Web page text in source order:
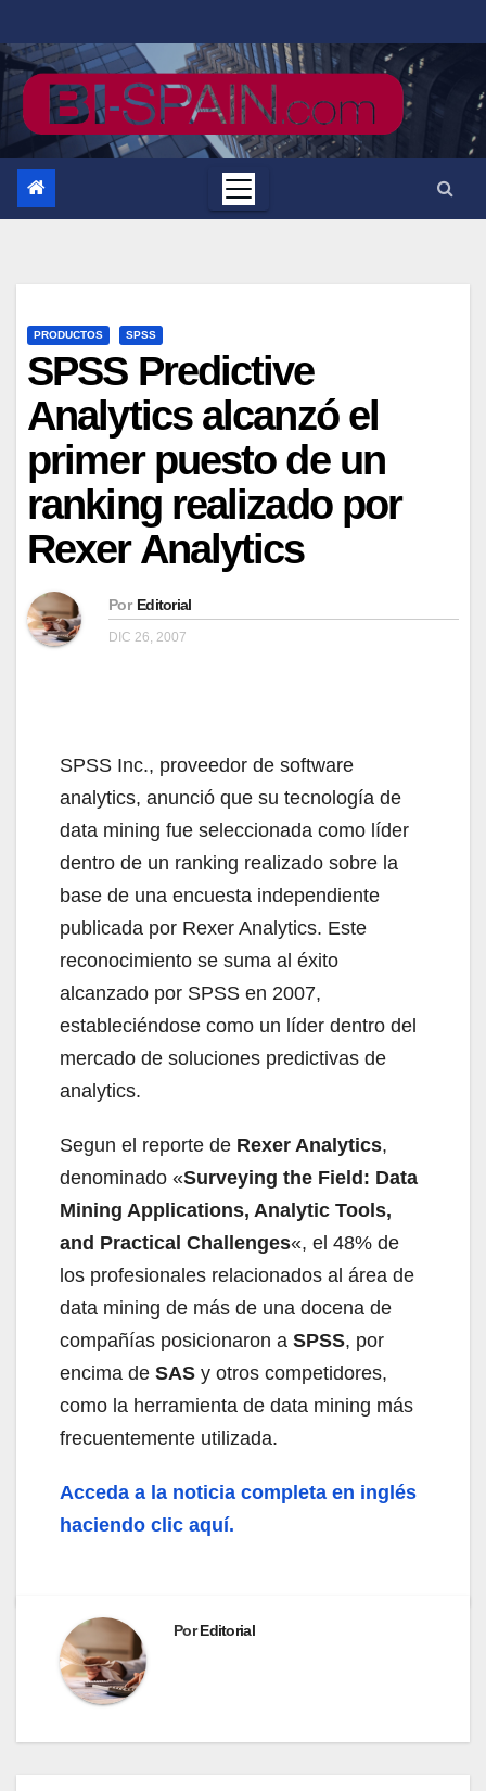
al
contenido
PRODUCTOS SPSS
SPSS Predictive
Analytics alcanzó el
primer puesto de un
ranking realizado por
Rexer Analytics
Por Editorial
DIC 26, 2007
SPSS Inc., proveedor de software
analytics, anunció que su tecnología de
data mining fue seleccionada como líder
dentro de un ranking realizado sobre la
base de una encuesta independiente
publicada por Rexer Analytics. Este
reconocimiento se suma al éxito
alcanzado por SPSS en 2007,
estableciéndose como un líder dentro del
mercado de soluciones predictivas de
analytics.
Segun el reporte de Rexer Analytics,
denominado «Surveying the Field: Data
Mining Applications, Analytic Tools,
and Practical Challenges«, el 48% de
los profesionales relacionados al área de
data mining de más de una docena de
compañías posicionaron a SPSS, por
encima de SAS y otros competidores,
como la herramienta de data mining más
frecuentemente utilizada.
Acceda a la noticia completa en inglés
haciendo clic aquí.
PorEditorial